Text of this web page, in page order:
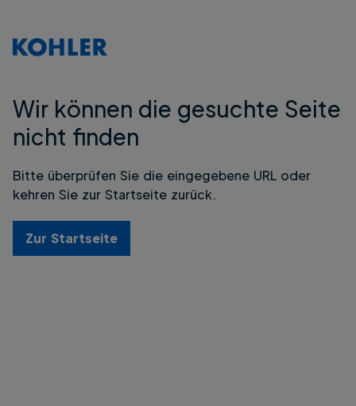
Wir können die gesuchte Seite
nicht finden
Bitte überprüfen Sie die eingegebene URL oder
kehren Sie zur Startseite zurück.
Zur Startseite